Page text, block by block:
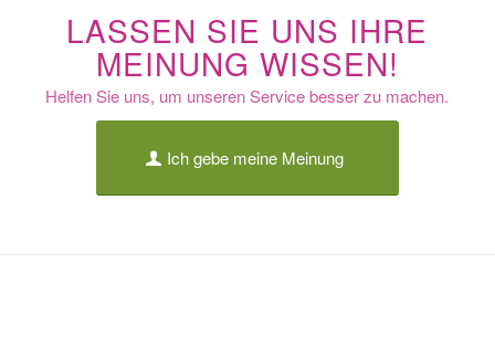
LASSEN SIE UNS IHRE
MEINUNG WISSEN!
Helfen Sie uns, um unseren Service besser zu machen.
Ich gebe meine Meinung